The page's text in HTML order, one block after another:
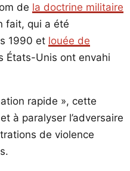
de la doctrine militaire
fait, qui a été
1990 et louée de
États-Unis ont envahi
rapide », cette
à paralyser l’adversaire
de violence